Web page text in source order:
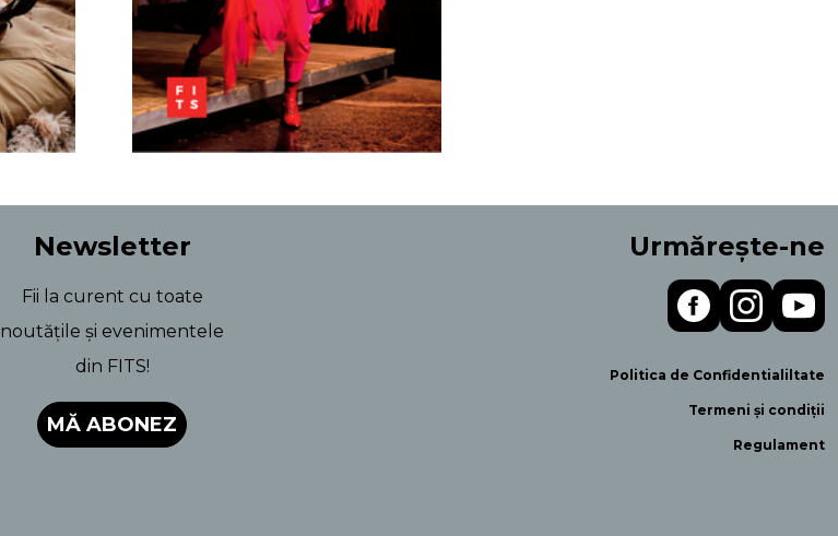
Newsletter
Fii la curent cu toate
noutățile și evenimentele
din FITS!
MĂ ABONEZ
Urmărește-ne
Politica de Confidentialiltate
Termeni și condiții
Regulament